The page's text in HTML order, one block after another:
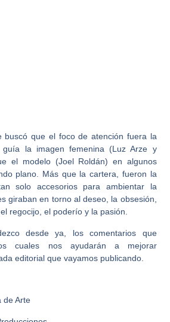
buscó que el foco de atención fuera la
la imagen femenina (Luz Arze y
el modelo (Joel Roldán) en algunos
plano. Más que la cartera, fueron la
solo accesorios para ambientar la
giraban en torno al deseo, la obsesión,
regocijo, el poderío y la pasión.
desde ya, los comentarios que
cuales nos ayudarán a mejorar
editorial que vayamos publicando.
de Arte